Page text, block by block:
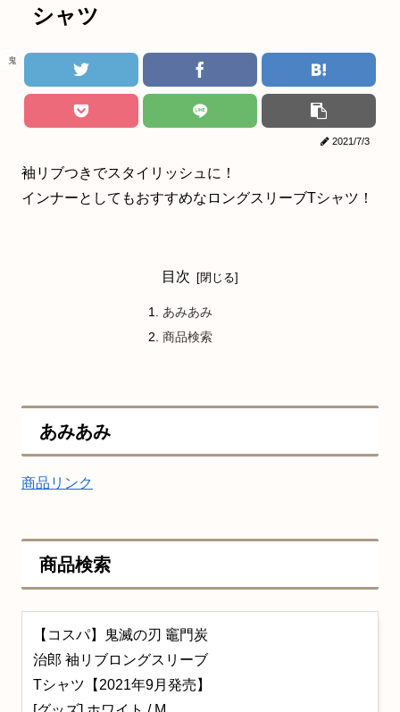
シャツ
鬼滅の刃
2021/7/3
袖リブつきでスタイリッシュに！
インナーとしてもおすすめなロングスリーブTシャツ！
目次
あみあみ
商品検索
あみあみ
商品リンク
商品検索
【コスパ】鬼滅の刃 竈門炭
治郎 袖リブロングスリーブ
Tシャツ【2021年9月発売】